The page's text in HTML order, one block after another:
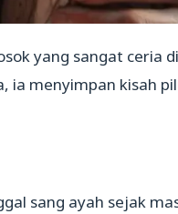
yang sangat ceria
ia menyimpan kisah
sang ayah sejak